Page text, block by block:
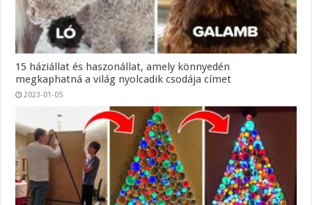
15 háziállat és haszonállat, amely könnyedén
megkaphatná a világ nyolcadik csodája címet
2023-01-05